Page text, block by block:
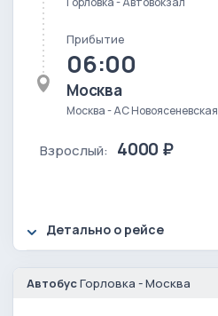
Прибытие
06:00
Москва
Москва - АС Новоясеневская
Взрослый: 4000 ₽
Детально о рейсе
АвтобусГорловка - Москва